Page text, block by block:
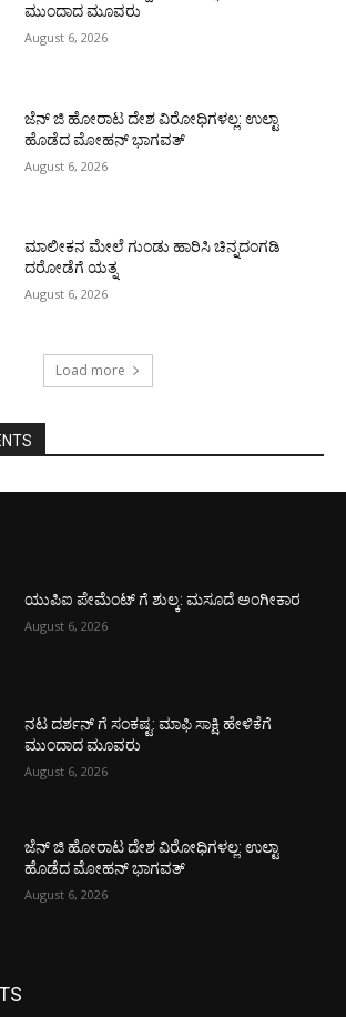
ಮುಂದಾದ ಮೂವರು
August 6, 2026
ಜೆನ್ ಜಿ ಹೋರಾಟ ದೇಶ ವಿರೋಧಿಗಳಲ್ಲ: ಉಲ್ಟಾ
ಹೊಡೆದ ಮೋಹನ್ ಭಾಗವತ್
August 6, 2026
ಮಾಲೀಕನ ಮೇಲೆ ಗುಂಡು ಹಾರಿಸಿ ಚಿನ್ನದಂಗಡಿ
ದರೋಡೆಗೆ ಯತ್ನ
August 6, 2026
Load more
ಯುಪಿಐ ಪೇಮೆಂಟ್ ಗೆ ಶುಲ್ಕ: ಮಸೂದೆ ಅಂಗೀಕಾರ
August 6, 2026
ನಟ ದರ್ಶನ್ ಗೆ ಸಂಕಷ್ಟ: ಮಾಫಿ ಸಾಕ್ಷಿ ಹೇಳಿಕೆಗೆ
ಮುಂದಾದ ಮೂವರು
August 6, 2026
ಜೆನ್ ಜಿ ಹೋರಾಟ ದೇಶ ವಿರೋಧಿಗಳಲ್ಲ: ಉಲ್ಟಾ
ಹೊಡೆದ ಮೋಹನ್ ಭಾಗವತ್
August 6, 2026